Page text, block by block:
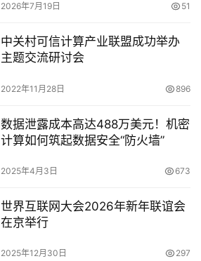
2026年7月19日 51
中关村可信计算产业联盟成功举办
主题交流研讨会
2022年11月28日 896
数据泄露成本高达488万美元！机密
计算如何筑起数据安全“防火墙”
2025年4月3日 673
世界互联网大会2026年新年联谊会
在京举行
2025年12月30日 297